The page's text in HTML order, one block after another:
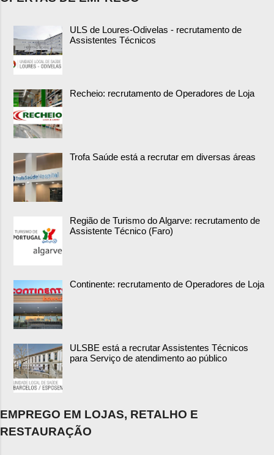
ULS de Loures-Odivelas - recrutamento de
Assistentes Técnicos
Recheio: recrutamento de Operadores de Loja
Trofa Saúde está a recrutar em diversas áreas
Região de Turismo do Algarve: recrutamento de
Assistente Técnico (Faro)
Continente: recrutamento de Operadores de Loja
ULSBE está a recrutar Assistentes Técnicos
para Serviço de atendimento ao público
EMPREGO EM LOJAS, RETALHO E
RESTAURAÇÃO